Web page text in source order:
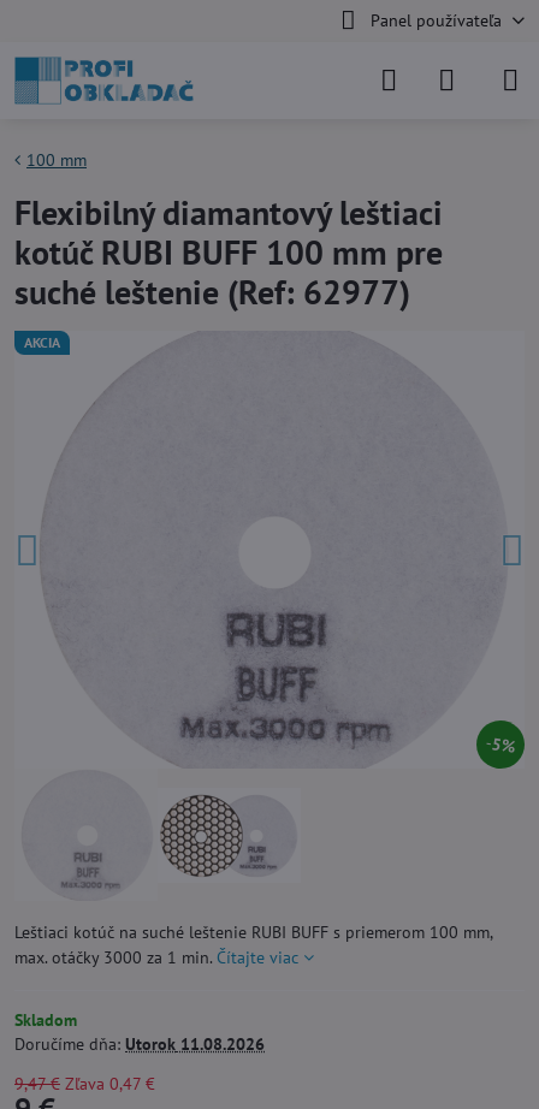
Panel používateľa
AKCIA
5%
100 mm
Flexibilný diamantový leštiaci
kotúč RUBI BUFF 100 mm pre
suché leštenie (Ref: 62977)
Leštiaci kotúč na suché leštenie RUBI BUFF s priemerom 100 mm,
max. otáčky 3000 za 1 min. Čítajte viac
Skladom
Doručíme dňa: Utorok 11.08.2026
9,47 € Zľava 0,47 €